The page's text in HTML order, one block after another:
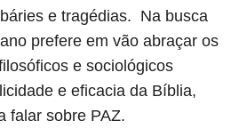
e tragédias. Na busca
prefere em vão abraçar os
e sociológicos
e eficacia da Bíblia,
falar sobre PAZ.